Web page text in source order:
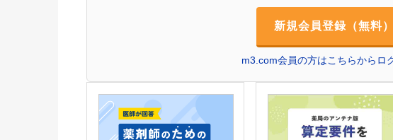
新規会員登録（無料）
m3.com会員の方はこちらからロ